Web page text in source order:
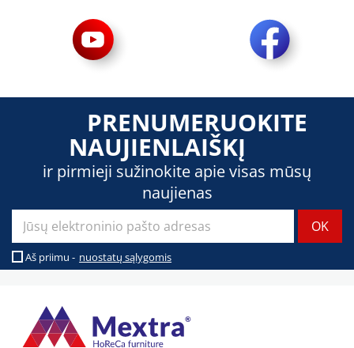
PRENUMERUOKITE
NAUJIENLAIŠKĮ
ir pirmieji sužinokite apie visas mūsų
naujienas
Aš priimu - nuostatų sąlygomis